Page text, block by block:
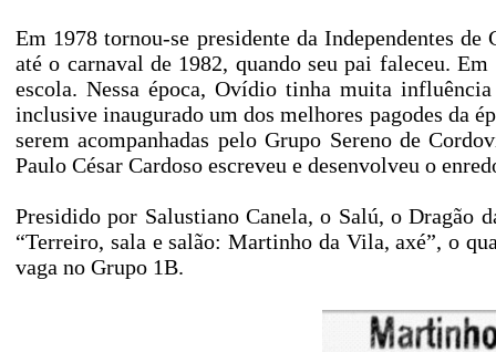
Em 1978 tornou-se presidente da Independentes
até o carnaval de 1982, quando seu pai faleceu.
escola. Nessa época, Ovídio tinha muita
inclusive inaugurado um dos melhores pagodes da
serem acompanhadas pelo Grupo Sereno de
Paulo César Cardoso escreveu e desenvolveu o
Presidido por Salustiano Canela, o Salú, o Dragão
“Terreiro, sala e salão: Martinho da Vila, axé”, o
vaga no Grupo 1B.